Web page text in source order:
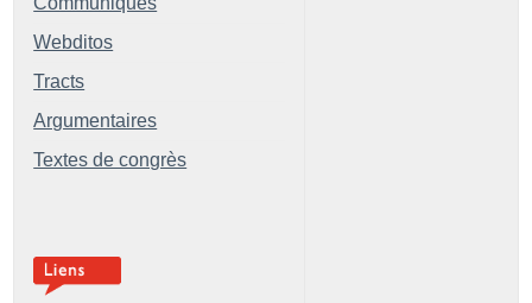
Webditos
Tracts
Argumentaires
Textes de congrès